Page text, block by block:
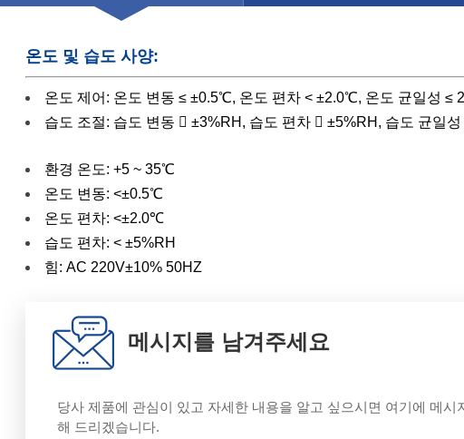
온도 및 습도 사양:
온도 제어: 온도 변동 ≤ ±0.5℃, 온도 편차 < ±2.0℃, 온도 균일성 ≤
습도 조절: 습도 변동  ±3%RH, 습도 편차  ±5%RH, 습도 균일성
환경 온도: +5 ~ 35℃
온도 변동: <±0.5℃
온도 편차: <±2.0℃
습도 편차: < ±5%RH
힘: AC 220V±10% 50HZ
메시지를 남겨주세요
당사 제품에 관심이 있고 자세한 내용을 알고 싶으시면 여기에 메시
해 드리겠습니다.